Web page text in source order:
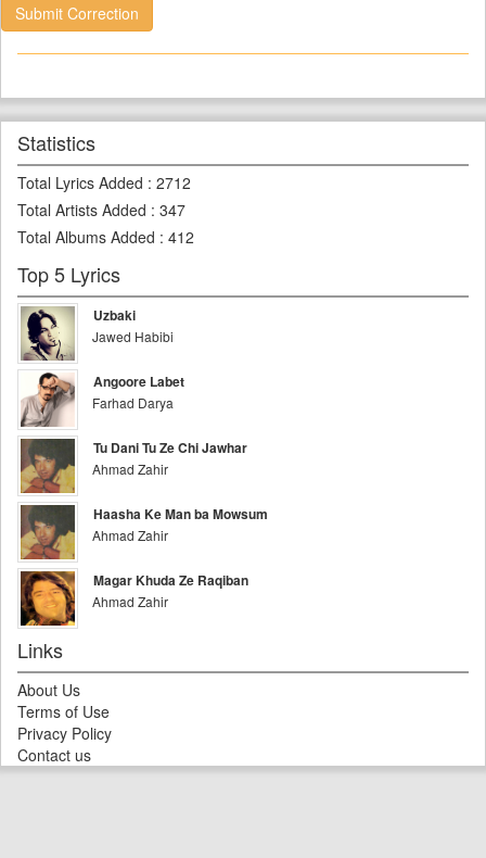
Submit Correction
Statistics
Total Lyrics Added : 2712
Total Artists Added : 347
Total Albums Added : 412
Top 5 Lyrics
Uzbaki
Jawed Habibi
Angoore Labet
Farhad Darya
Tu Dani Tu Ze Chi Jawhar
Ahmad Zahir
Haasha Ke Man ba Mowsum
Ahmad Zahir
Magar Khuda Ze Raqiban
Ahmad Zahir
Links
About Us
Terms of Use
Privacy Policy
Contact us